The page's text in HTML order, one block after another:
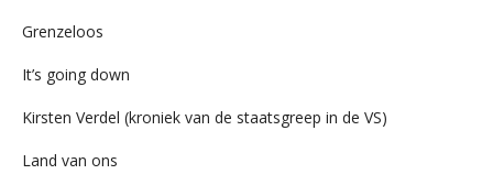
Grenzeloos
It’s going down
Kirsten Verdel (kroniek van de staatsgreep in de VS)
Land van ons